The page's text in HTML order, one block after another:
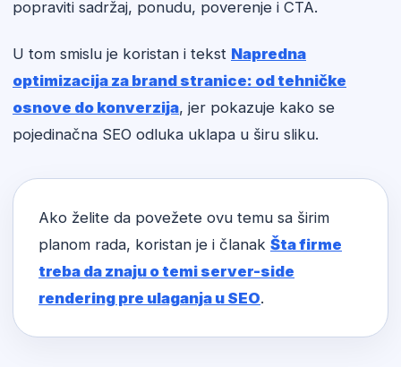
popraviti sadržaj, ponudu, poverenje i CTA.
U tom smislu je koristan i tekst Napredna
optimizacija za brand stranice: od tehničke
osnove do konverzija, jer pokazuje kako se
pojedinačna SEO odluka uklapa u širu sliku.
Ako želite da povežete ovu temu sa širim
planom rada, koristan je i članak Šta firme
treba da znaju o temi server-side
rendering pre ulaganja u SEO.